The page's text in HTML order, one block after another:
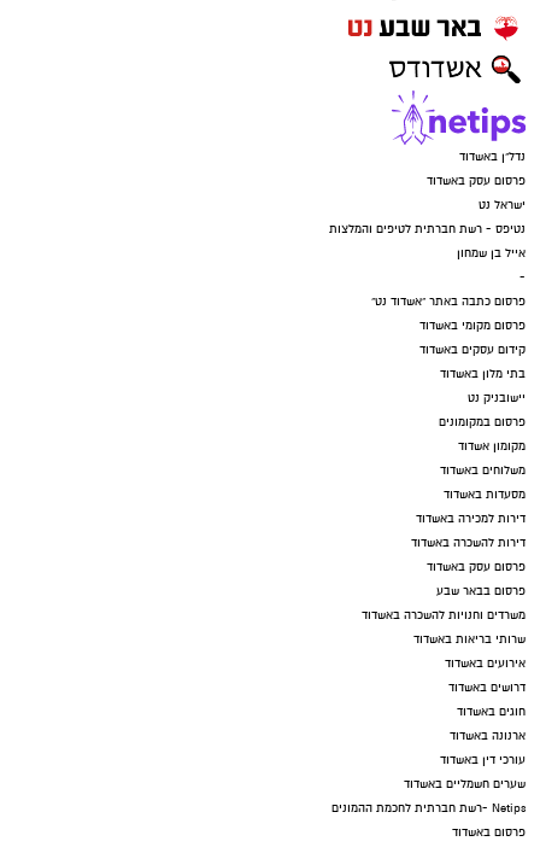
נדל"ן באשדוד
פרסום עסק באשדוד
ישראל נט
נטיפס - רשת חברתית לטיפים והמלצות
אייל בן שמחון
-
פרסום כתבה באתר "אשדוד נט"
פרסום מקומי באשדוד
קידום עסקים באשדוד
בתי מלון באשדוד
יישובניק נט
פרסום במקומונים
מקומון אשדוד
משלוחים באשדוד
מסעדות באשדוד
דירות למכירה באשדוד
דירות להשכרה באשדוד
פרסום עסק באשדוד
פרסום בבאר שבע
משרדים וחנויות להשכרה באשדוד
שרותי בריאות באשדוד
אירועים באשדוד
דרושים באשדוד
חוגים באשדוד
ארנונה באשדוד
עורכי דין באשדוד
שערים חשמליים באשדוד
Netips -רשת חברתית לחכמת ההמונים
פרסום באשדוד